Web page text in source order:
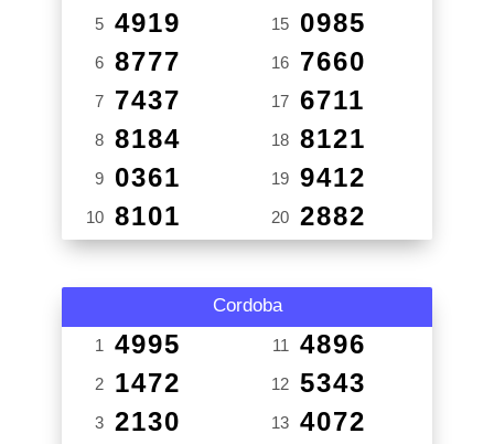
5 4919
6 8777
7 7437
8 8184
9 0361
10 8101
15 0985
16 7660
17 6711
18 8121
19 9412
20 2882
Cordoba
1 4995
2 1472
3 2130
11 4896
12 5343
13 4072